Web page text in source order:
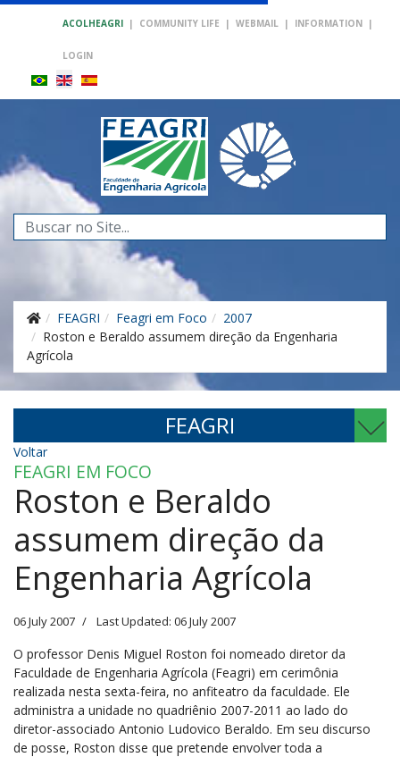
ACOLHEAGRI | COMMUNITY LIFE | WEBMAIL | INFORMATION |
LOGIN
Search
...
FEAGRI Feagri em Foco
2007
Roston e Beraldo assumem direção da Engenharia
Agrícola
FEAGRI
Voltar
FEAGRI EM FOCO
Roston e Beraldo
assumem direção da
Engenharia Agrícola
06 July 2007 Last Updated: 06 July 2007
O professor Denis Miguel Roston foi nomeado diretor da
Faculdade de Engenharia Agrícola (Feagri) em cerimônia
realizada nesta sexta-feira, no anfiteatro da faculdade. Ele
administra a unidade no quadriênio 2007-2011 ao lado do
diretor-associado Antonio Ludovico Beraldo. Em seu discurso
de posse, Roston disse que pretende envolver toda a